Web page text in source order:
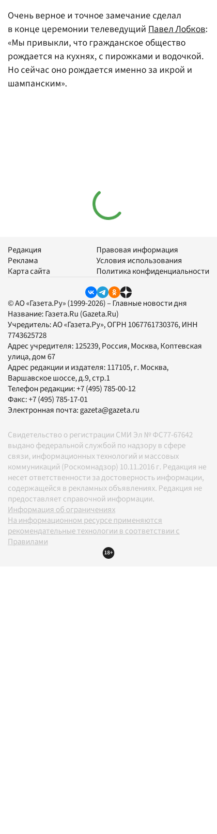
Очень верное и точное замечание сделал
в конце церемонии телеведущий Павел Лобков:
«Мы привыкли, что гражданское общество
рождается на кухнях, с пирожками и водочкой.
Но сейчас оно рождается именно за икрой и
шампанским».
Редакция
Реклама
Карта сайта
Правовая информация
Условия использования
Политика конфиденциальности
© АО «Газета.Ру» (1999-2026) – Главные новости дня
Название: Газета.Ru (Gazeta.Ru)
Учредитель:АО «Газета.Ру», ОГРН 1067761730376, ИНН
7743625728
Адрес учредителя: 125239, Россия, Москва, Коптевская
улица, дом 67
Адрес редакции и издателя: 117105, г. Москва,
Варшавское шоссе, д.9, стр.1
Телефон редакции:+7 (495) 785-00-12
Факс:+7 (495) 785-17-01
Электронная почта:gazeta@gazeta.ru
Свидетельство о регистрации СМИ Эл № ФС77-67642
выдано федеральной службой по надзору в сфере
связи, информационных технологий и массовых
коммуникаций (Роскомнадзор) 10.11.2016 г. Редакция не
несет ответственности за достоверность информации,
содержащейся в рекламных объявлениях. Редакция не
предоставляет справочной информации.
Информация об ограничениях
На информационном ресурсе применяются
рекомендательные технологии в соответствии с
Правилами
18+